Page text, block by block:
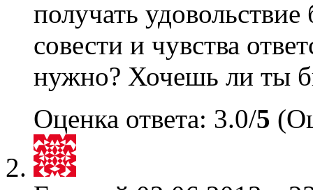
получать
совести и чувства
нужно? Хочешь ли ты
Оценка ответа: 3.0/5